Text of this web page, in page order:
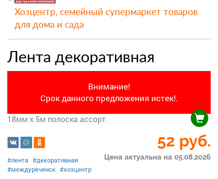
Хозцентр, семейный супермаркет товаров
для дома и сада
Лента декоративная
Внимание!
Срок данного предложения истек!.
18мм х 5м полоска ассорт.
52 руб.
Цена актуальна на 05.08.2026
#лента #декоративная
#междуреченск #хозцентр